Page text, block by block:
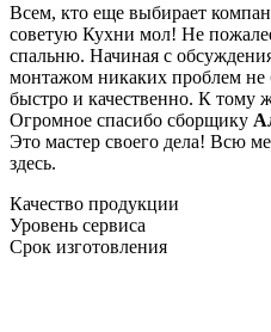
Всем, кто еще выбирает
советую Кухни мол! Не
спальню. Начиная с
монтажом никаких проблем не
быстро и качественно. К тому
Огромное спасибо сборщику
Это мастер своего дела! Всю
здесь.
Качество продукции
Уровень сервиса
Срок изготовления